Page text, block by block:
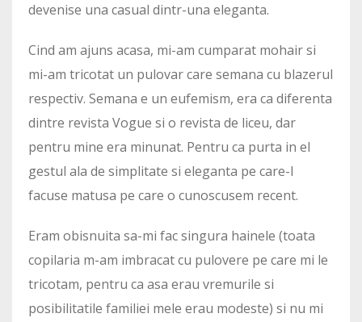
devenise una casual dintr-una eleganta.
Cind am ajuns acasa, mi-am cumparat mohair si
mi-am tricotat un pulovar care semana cu blazerul
respectiv. Semana e un eufemism, era ca diferenta
dintre revista Vogue si o revista de liceu, dar
pentru mine era minunat. Pentru ca purta in el
gestul ala de simplitate si eleganta pe care-l
facuse matusa pe care o cunoscusem recent.
Eram obisnuita sa-mi fac singura hainele (toata
copilaria m-am imbracat cu pulovere pe care mi le
tricotam, pentru ca asa erau vremurile si
posibilitatile familiei mele erau modeste) si nu mi